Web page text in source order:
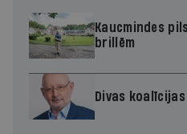
Kaucmindes
brillēm
Divas koalīcijas